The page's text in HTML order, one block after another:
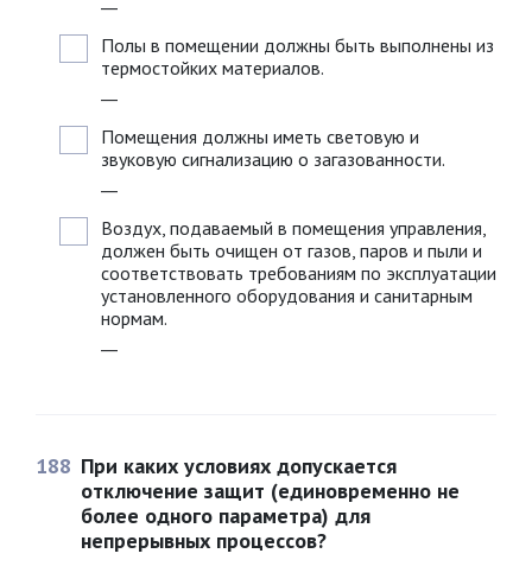
Полы в помещении должны быть выполнены из
термостойких материалов.
Помещения должны иметь световую и
звуковую сигнализацию о загазованности.
Воздух, подаваемый в помещения управления,
должен быть очищен от газов, паров и пыли и
соответствовать требованиям по эксплуатации
установленного оборудования и санитарным
нормам.
188 При каких условиях допускается
отключение защит (единовременно не
более одного параметра) для
непрерывных процессов?